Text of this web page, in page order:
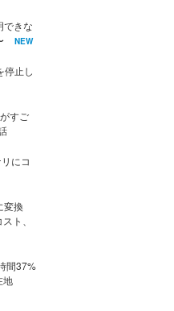
きな
NEW
停止し
すご
にコ
変換
ト、
間37%
地